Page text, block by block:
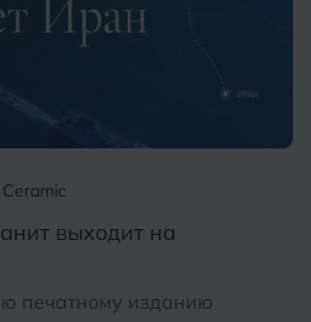
выходит на
печатному изданию